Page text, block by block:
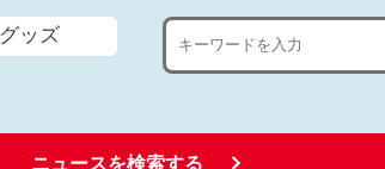
グッズ
ニュースを検索する